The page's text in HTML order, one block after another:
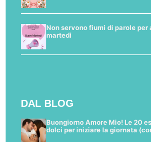
Non servono fiumi di parole per
martedì
DAL BLOG
Buongiorno Amore Mio! Le 20
dolci per iniziare la giornata